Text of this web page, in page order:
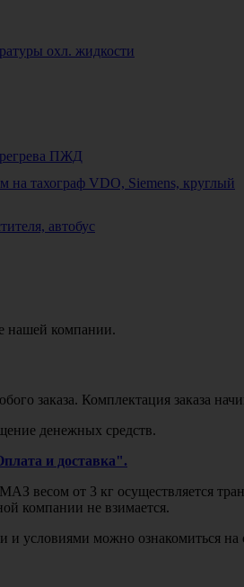
охл. жидкости
ПЖД
на тахограф VDO, Siemens, круглый
автобус
нашей компании.
заказа. Комплектация заказа
денежных средств.
и доставка".
МАЗ весом от 3 кг
компании не взимается.
и условиями можно ознакомиться